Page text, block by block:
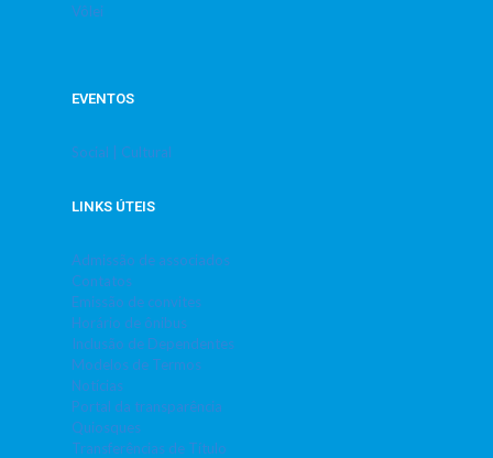
Vôlei
EVENTOS
Social | Cultural
LINKS ÚTEIS
Admissão de associados
Contatos
Emissão de convites
Horário de ônibus
Inclusão de Dependentes
Modelos de Termos
Notícias
Portal da transparência
Quiosques
Transferências de Título